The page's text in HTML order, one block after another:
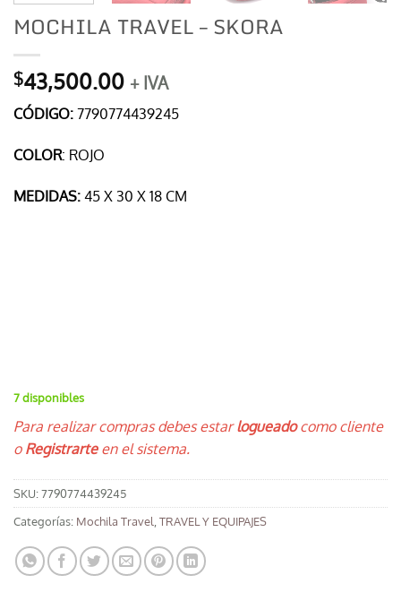
MOCHILA TRAVEL – SKORA
$43,500.00 + IVA
CÓDIGO: 7790774439245
COLOR: ROJO
MEDIDAS: 45 X 30 X 18 CM
7 disponibles
Para realizar compras debes estarlogueadocomo cliente
oRegistrarteen el sistema.
SKU:7790774439245
Categorías: Mochila Travel TRAVEL Y EQUIPAJES